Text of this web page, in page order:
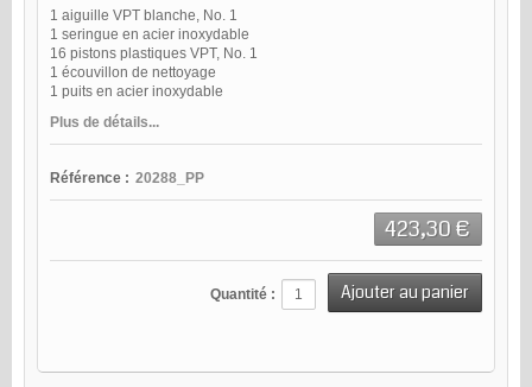
1 aiguille VPT blanche, No. 1
1 seringue en acier inoxydable
16 pistons plastiques VPT, No. 1
1 écouvillon de nettoyage
1 puits en acier inoxydable
Plus de détails...
Référence : 20288_PP
423,30 €
Quantité :